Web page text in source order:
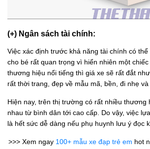
(+) Ngân sách tài chính:
Việc xác định trước khả năng tài chính có
cho bé rất quan trọng vì hiển nhiên một
thương hiệu nổi tiếng thì giá xe sẽ rất đắt
rất thời trang, đẹp về mẫu mã, bền, đi nhẹ và
Hiện nay, trên thị trường có rất nhiều thương
nhau từ bình dân tới cao cấp. Do vậy, việc
là hết sức dễ dàng nếu phụ huynh lưu ý đọc
>>> Xem ngay 100+ mẫu xe đạp trẻ em hot